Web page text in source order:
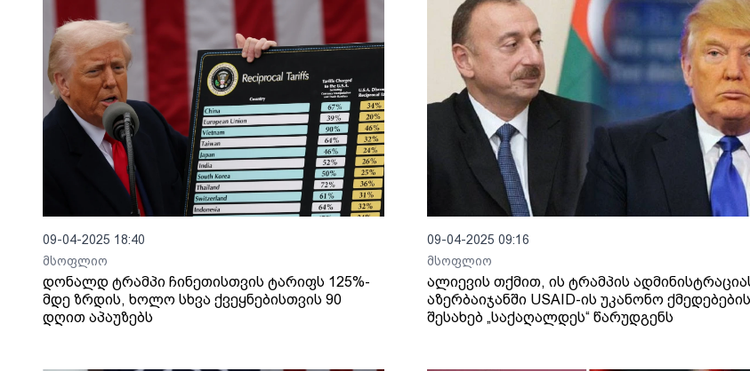
09-04-2025 18:40
მსოფლიო
დონალდ ტრამპი ჩინეთისთვის ტარიფს 125%-
მდე ზრდის, ხოლო სხვა ქვეყნებისთვის 90
დღით აპაუზებს
09-04-2025 09:16
მსოფლიო
ალიევის თქმით, ის ტრამპის
აზერბაიჯანში USAID-ის უკანონო ქმედებების
შესახებ „საქაღალდეს“ წარუდგენს